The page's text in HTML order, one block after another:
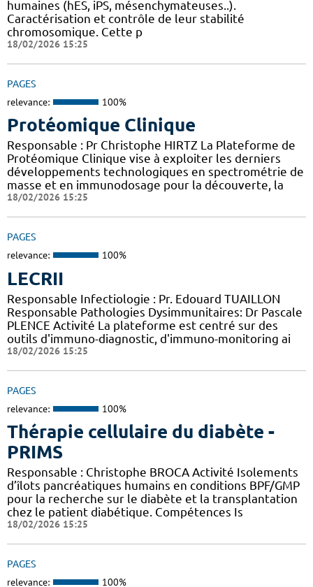
humaines (hES, iPS, mésenchymateuses..).
Caractérisation et contrôle de leur stabilité
chromosomique. Cette p
18/02/2026 15:25
PAGES
relevance: 100%
Protéomique Clinique
Responsable : Pr Christophe HIRTZ La Plateforme de
Protéomique Clinique vise à exploiter les derniers
développements technologiques en spectrométrie de
masse et en immunodosage pour la découverte, la
18/02/2026 15:25
PAGES
relevance: 100%
LECRII
Responsable Infectiologie : Pr. Edouard TUAILLON
Responsable Pathologies Dysimmunitaires: Dr Pascale
PLENCE Activité La plateforme est centré sur des
outils d'immuno-diagnostic, d'immuno-monitoring ai
18/02/2026 15:25
PAGES
relevance: 100%
Thérapie cellulaire du diabète -
PRIMS
Responsable : Christophe BROCA Activité Isolements
d’îlots pancréatiques humains en conditions BPF/GMP
pour la recherche sur le diabète et la transplantation
chez le patient diabétique. Compétences Is
18/02/2026 15:25
PAGES
relevance: 100%